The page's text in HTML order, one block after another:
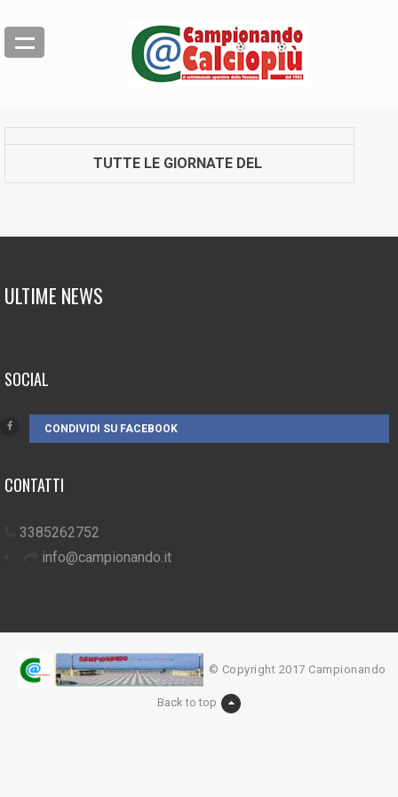
TUTTE LE GIORNATE DEL
ULTIME NEWS
SOCIAL
CONDIVIDI SU FACEBOOK
CONTATTI
3385262752
info@campionando.it
© Copyright 2017 Campionando
Back to top